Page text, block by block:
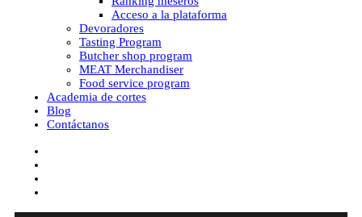
Acceso a la plataforma
Devoradores
Tasting Program
Butcher shop program
MEAT Merchandiser
Food service program
Academia de cortes
Blog
Contáctanos